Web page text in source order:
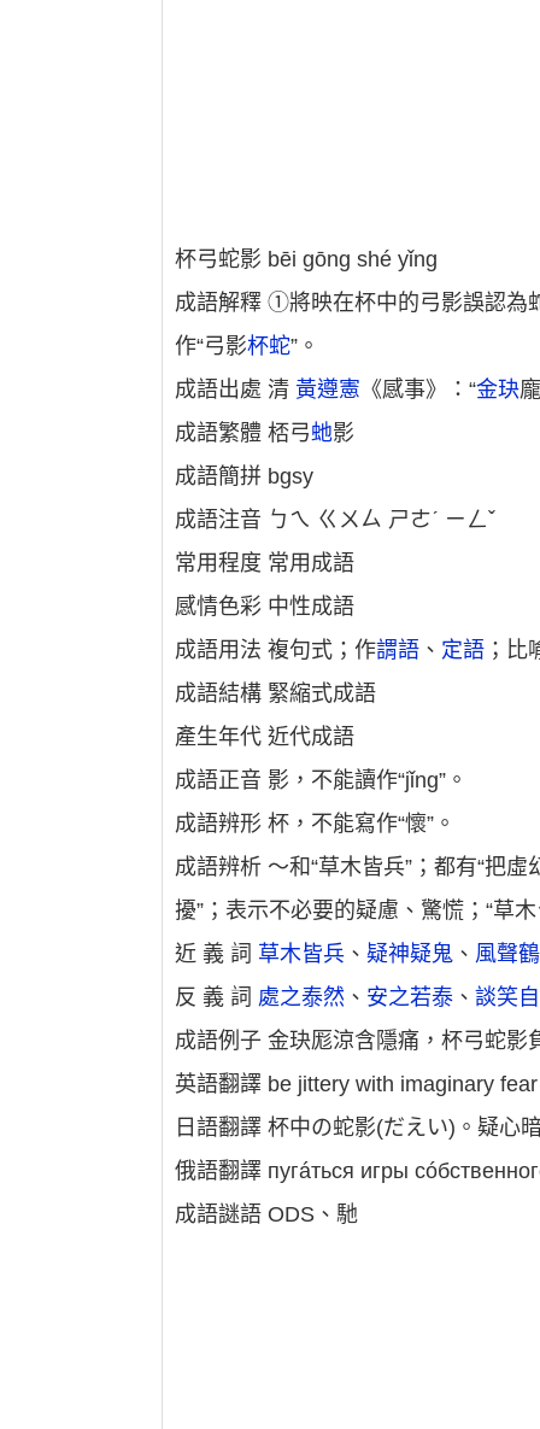
杯弓蛇影 bēi gōng shé yǐng
成語解釋 ①將映在杯中的弓影誤認為
作“弓影杯蛇”。
成語出處 清 黃遵憲 《感事》：“金玦
成語繁體 桮弓虵影
成語簡拼 bgsy
成語注音 ㄅㄟ ㄍㄨㄙ ㄕㄜˊ ㄧㄥˇ
常用程度 常用成語
感情色彩 中性成語
成語用法 複句式；作謂語 、 定語 ；
成語結構 緊縮式成語
產生年代 近代成語
成語正音 影，不能讀作“jǐnɡ”。
成語辨形 杯，不能寫作“懷”。
成語辨析 ～和“草木皆兵”；都有“把
擾”；表示不必要的疑慮、驚慌；“草
近 義 詞 草木皆兵 、疑神疑鬼 、 風聲
反 義 詞 處之泰然 、 安之若泰 、談笑
成語例子 金玦厖涼含隱痛，杯弓蛇影
英語翻譯 be jittery with imaginary fear
日語翻譯 杯中の蛇影(だえい)。疑心
俄語翻譯 пугáться игры
成語謎語 ODS、馳